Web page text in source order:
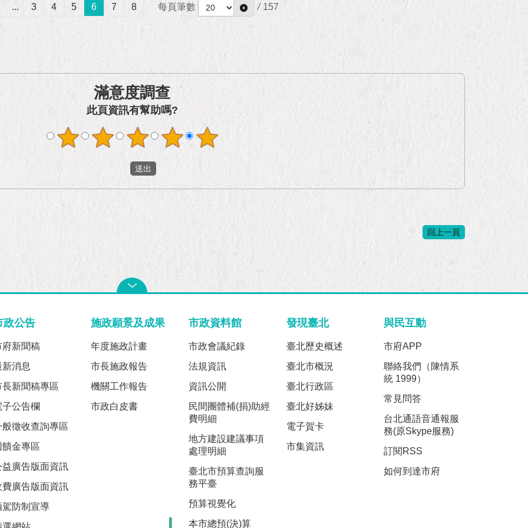
... 3 4 5 6 7 8 每頁筆數 / 157
滿意度調查
此頁資訊有幫助嗎?
回上一頁
政公告
府新聞稿
新消息
長新聞稿專區
子公告欄
般徵收查詢專區
饋金專區
益廣告版面資訊
費廣告版面資訊
駕防制宣導
施政願景及成果
年度施政計畫
市長施政報告
機關工作報告
市政白皮書
市政資料館
市政會議紀錄
法規資訊
資訊公開
民間團體補(捐)助經
費明細
地方建設建議事項
處理明細
臺北市預算查詢服
務平臺
預算視覺化
本市總預(決)算
發現臺北
臺北歷史概述
臺北市概況
臺北行政區
臺北好姊妹
電子賀卡
市集資訊
與民互動
市府APP
聯絡我們（陳情系
統 1999）
常見問答
台北通語音通報服
務(原Skype服務)
訂閱RSS
如何到達市府